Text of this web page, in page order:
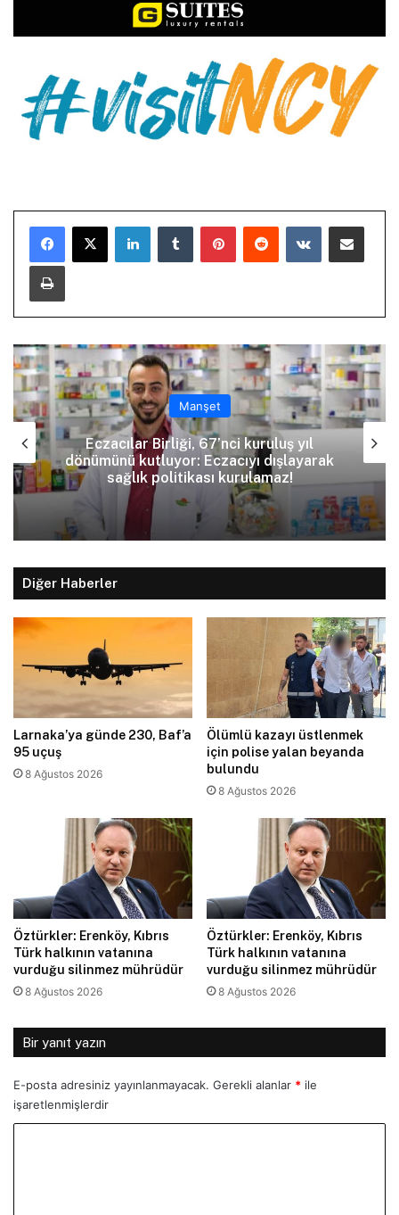
LinkedInTumblr PinterestReddit VKontakteE-Posta ile paylaş
Yazdır
Manşet
Eczacılar Birliği, 67’nci kuruluş yıl
dönümünü kutluyor: Eczacıyı dışlayarak
sağlık politikası kurulamaz!
Diğer Haberler
Larnaka’ya günde 230, Baf’a
95 uçuş
8 Ağustos 2026
Ölümlü kazayı üstlenmek
için polise yalan beyanda
bulundu
8 Ağustos 2026
Öztürkler: Erenköy, Kıbrıs
Türk halkının vatanına
vurduğu silinmez mührüdür
8 Ağustos 2026
Öztürkler: Erenköy, Kıbrıs
Türk halkının vatanına
vurduğu silinmez mührüdür
8 Ağustos 2026
Bir yanıt yazın
E-posta adresiniz yayınlanmayacak. Gerekli alanlar * ile
işaretlenmişlerdir